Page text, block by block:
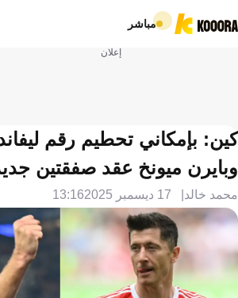
مباشر
إعلان
كين: بإمكاني تحطيم رقم
وبايرن ميونخ عقد صفقتين
محمد خالد 17 ديسمبر 2025 13:16